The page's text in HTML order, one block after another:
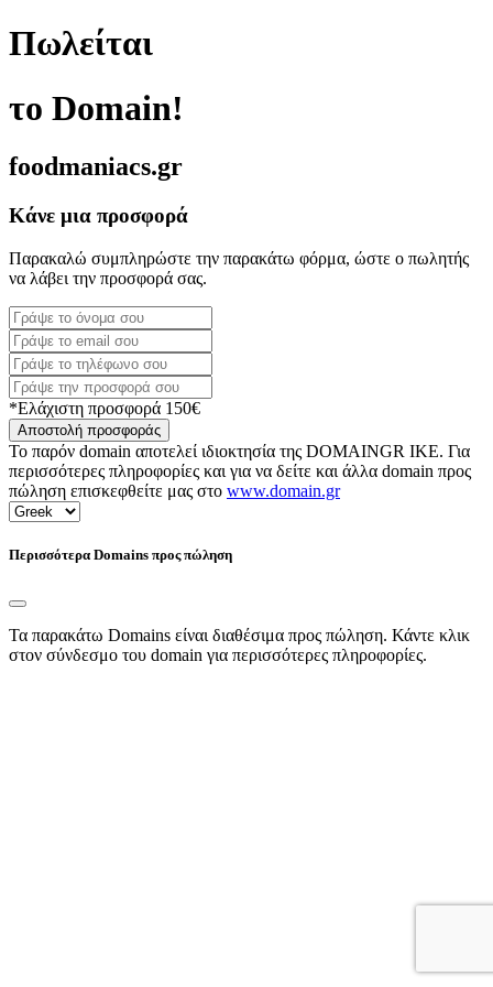
Πωλείται
το Domain!
foodmaniacs.gr
Κάνε μια προσφορά
Παρακαλώ συμπληρώστε την παρακάτω φόρμα, ώστε ο πωλητής
να λάβει την προσφορά σας.
*Ελάχιστη προσφορά 150€
Αποστολή προσφοράς
Το παρόν domain αποτελεί ιδιοκτησία της DOMAINGR ΙΚΕ. Για
περισσότερες πληροφορίες και για να δείτε και άλλα domain προς
πώληση επισκεφθείτε μας στο www.domain.gr
Περισσότερα Domains προς πώληση
Τα παρακάτω Domains είναι διαθέσιμα προς πώληση. Κάντε κλικ
στον σύνδεσμο του domain για περισσότερες πληροφορίες.